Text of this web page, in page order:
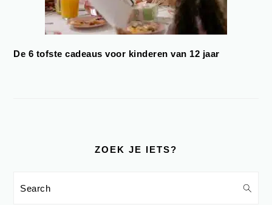
De 6 tofste cadeaus voor kinderen van 12 jaar
ZOEK JE IETS?
Search